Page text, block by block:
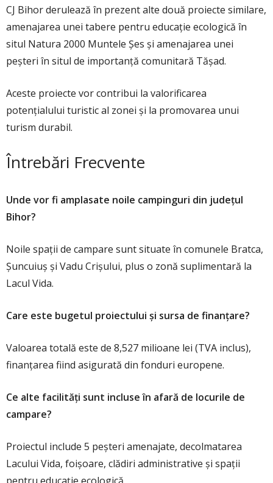
CJ Bihor derulează în prezent alte două proiecte similare,
amenajarea unei tabere pentru educație ecologică în
situl Natura 2000 Muntele Șes și amenajarea unei
peșteri în situl de importanță comunitară Tășad.
Aceste proiecte vor contribui la valorificarea
potențialului turistic al zonei și la promovarea unui
turism durabil.
Întrebări Frecvente
Unde vor fi amplasate noile campinguri din județul
Bihor?
Noile spații de campare sunt situate în comunele Bratca,
Șuncuiuș și Vadu Crișului, plus o zonă suplimentară la
Lacul Vida.
Care este bugetul proiectului și sursa de finanțare?
Valoarea totală este de 8,527 milioane lei (TVA inclus),
finanțarea fiind asigurată din fonduri europene.
Ce alte facilități sunt incluse în afară de locurile de
campare?
Proiectul include 5 peșteri amenajate, decolmatarea
Lacului Vida, foișoare, clădiri administrative și spații